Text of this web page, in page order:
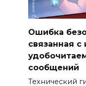
Ошибка
связанная
сообщений
Технический